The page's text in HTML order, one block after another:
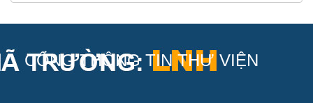
CỔNG THÔNG TIN THƯ VIỆN